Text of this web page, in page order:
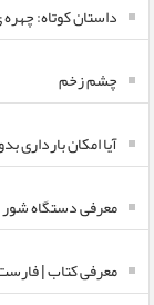
داستان کوتاه:
چشم زخم
آیا امکان
معرفی دستگاه
معرفی کتاب |